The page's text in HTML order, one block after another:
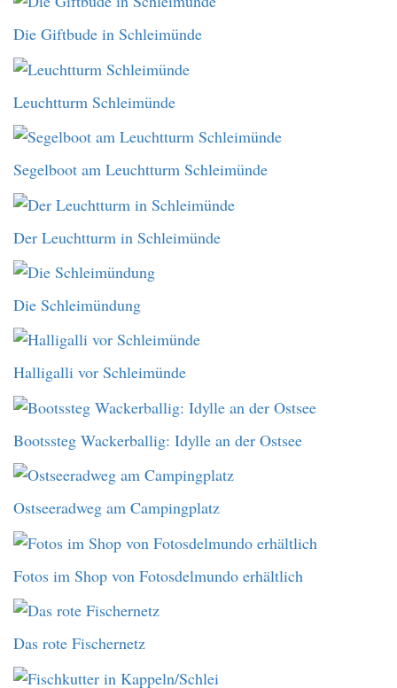
Die Giftbude in Schleimünde
Leuchtturm Schleimünde
Segelboot am Leuchtturm Schleimünde
Der Leuchtturm in Schleimünde
Die Schleimündung
Halligalli vor Schleimünde
Bootssteg Wackerballig: Idylle an der Ostsee
Ostseeradweg am Campingplatz
Fotos im Shop von Fotosdelmundo erhältlich
Das rote Fischernetz